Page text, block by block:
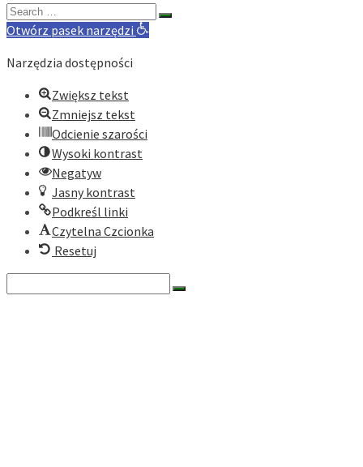
Search
for:
Otwórz pasek narzędzi
Narzędzia dostępności
Zwiększ tekst
Zmniejsz tekst
Odcienie szarości
Wysoki kontrast
Negatyw
Jasny kontrast
Podkreśl linki
Czytelna Czcionka
Resetuj